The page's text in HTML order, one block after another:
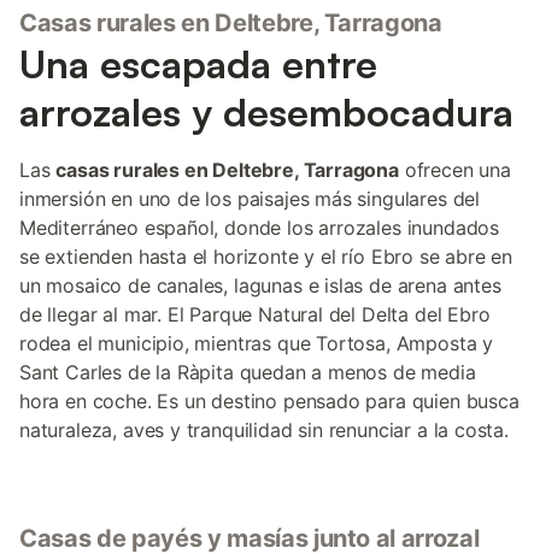
Casas rurales en Deltebre, Tarragona
Una escapada entre
arrozales y desembocadura
Lascasas rurales en Deltebre, Tarragonaofrecen una
inmersión en uno de los paisajes más singulares del
Mediterráneo español, donde los arrozales inundados
se extienden hasta el horizonte y el río Ebro se abre en
un mosaico de canales, lagunas e islas de arena antes
de llegar al mar. El Parque Natural del Delta del Ebro
rodea el municipio, mientras que Tortosa, Amposta y
Sant Carles de la Ràpita quedan a menos de media
hora en coche. Es un destino pensado para quien busca
naturaleza, aves y tranquilidad sin renunciar a la costa.
Casas de payés y masías junto al arrozal